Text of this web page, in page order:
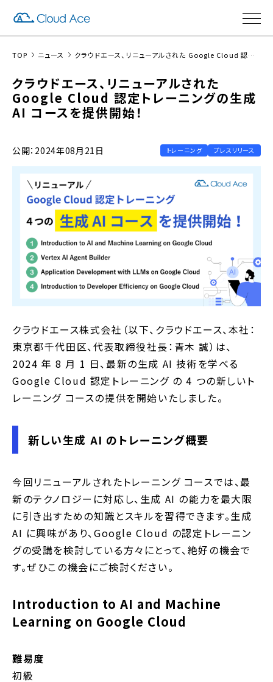
TOP ニュース クラウドエース、リニューアルされた Google Cloud 認定トレーニングの生成 AI コースを提供開始！
クラウドエース、リニューアルされた
Google Cloud 認定トレーニングの生成
AI コースを提供開始！
公開：2024年08月21日 トレーニング プレスリリース
クラウドエース株式会社（以下、クラウドエース、本社：
東京都千代田区、代表取締役社長：青木 誠）は、
2024 年 8 月 1 日、最新の生成 AI 技術を学べる
Google Cloud 認定トレーニング の 4 つの新しいト
レーニング コースの提供を開始いたしました。
新しい生成 AI のトレーニング概要
今回リニューアルされたトレーニング コースでは、最
新のテクノロジーに対応し、生成 AI の能力を最大限
に引き出すための知識とスキルを習得できます。生成
AI に興味があり、Google Cloud の認定トレーニン
グの受講を検討している方々にとって、絶好の機会で
す。ぜひこの機会にご検討ください。
Introduction to AI and Machine
Learning on Google Cloud
難易度
初級